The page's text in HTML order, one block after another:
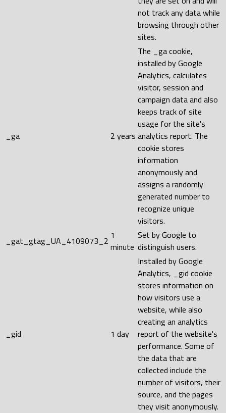
not track any data while
browsing through other
sites.
_ga 2 years
The _ga cookie,
installed by Google
Analytics, calculates
visitor, session and
campaign data and also
keeps track of site
usage for the site's
analytics report. The
cookie stores
information
anonymously and
assigns a randomly
generated number to
recognize unique
visitors.
_gat_gtag_UA_4109073_2 1
minute
Set by Google to
distinguish users.
_gid 1 day
Installed by Google
Analytics, _gid cookie
stores information on
how visitors use a
website, while also
creating an analytics
report of the website's
performance. Some of
the data that are
collected include the
number of visitors, their
source, and the pages
they visit anonymously.